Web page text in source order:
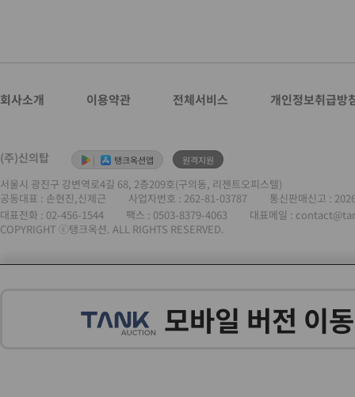
회사소개 이용약관 전체서비스 개인정보취급방
(주)신의탑 | 탱크옥션앱 원격지원
서울시 광진구 강변역로4길 68, 2층209호(구의동, 리젠트오피스텔)
공동대표 : 손현진,신제근
사업자번호 : 262-81-03787
통신판매신고 :
대표전화 : 02-456-1544 팩스 : 0503-8379-4063
대표메일 :
COPYRIGHT ⓒ탱크옥션. ALL RIGHTS RESERVED.
모바일 버전 이동